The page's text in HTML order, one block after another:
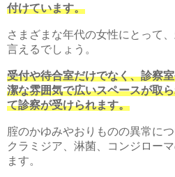
付けています。
さまざまな年代の女性にとって
言えるでしょう。
受付や待合室だけでなく、診察
潔な雰囲気で広いスペースが取
て診察が受けられます。
腟のかゆみやおりものの異常に
クラミジア、淋菌、コンジロー
ます。